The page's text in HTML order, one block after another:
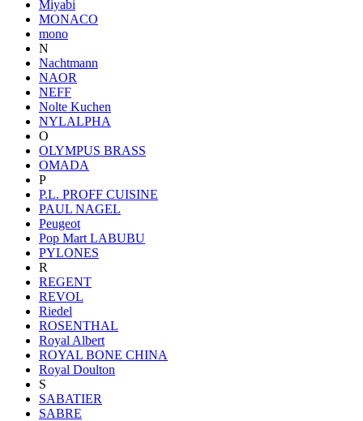
Miyabi
MONACO
mono
N
Nachtmann
NAOR
NEFF
Nolte Kuchen
NYLALPHA
O
OLYMPUS BRASS
OMADA
P
P.L. PROFF CUISINE
PAUL NAGEL
Peugeot
Pop Mart LABUBU
PYLONES
R
REGENT
REVOL
Riedel
ROSENTHAL
Royal Albert
ROYAL BONE CHINA
Royal Doulton
S
SABATIER
SABRE